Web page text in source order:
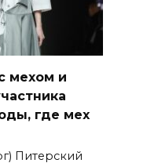
мехом и
где мех
Питерский